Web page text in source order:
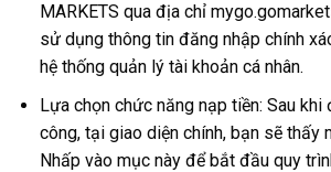
MARKETS qua địa chỉ
sử dụng thông tin đăng nhập chính
hệ thống quản lý tài khoản cá nhân.
Lựa chọn chức năng nạp tiền: Sau khi
công, tại giao diện chính, bạn sẽ thấy
Nhấp vào mục này để bắt đầu quy